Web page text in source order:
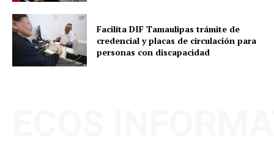
Facilita DIF Tamaulipas trámite de
credencial y placas de circulación para
personas con discapacidad